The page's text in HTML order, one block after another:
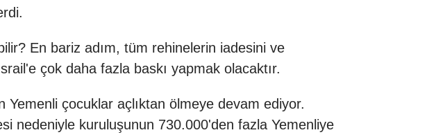
En bariz adım, tüm rehinelerin iadesini ve
çok daha fazla baskı yapmak olacaktır.
Yemenli çocuklar açlıktan ölmeye devam ediyor.
nedeniyle kuruluşunun 730.000'den fazla Yemenliye